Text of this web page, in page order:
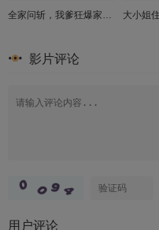
全家问斩，我爹狂爆家丑卡诛九族BUG
影片评论
用户评论